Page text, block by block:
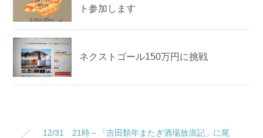
ト参加します
ネクストゴール150万円に挑戦
12/31 21時～「吉田類年またぎ酒場放浪記」に尾